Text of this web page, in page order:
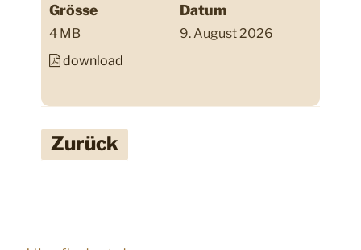
Grösse
4 MB
Datum
9. August 2026
download
Zurück